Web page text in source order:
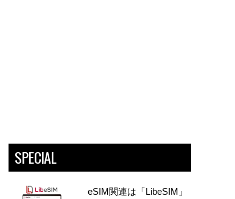
SPECIAL
eSIM関連は「LibeSIM」